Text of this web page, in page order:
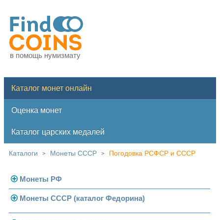
в помощь нумизмату
Каталог монет онлайн
Оценка монет
Каталог царских медалей
Каталоги > Монеты СССР > Погодовка РСФСР и СССР
Монеты РФ
Современная Россия
Монеты СССР (каталог Федорина)